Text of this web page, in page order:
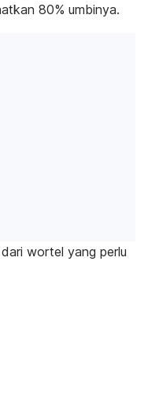
80% umbinya.
wortel yang perlu